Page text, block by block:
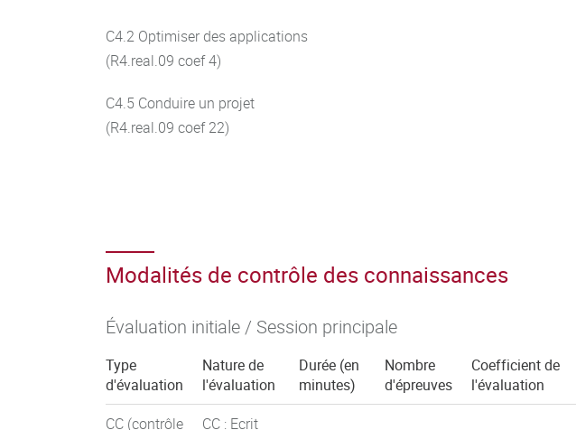
C4.2 Optimiser des applications
(R4.real.09 coef 4)
C4.5 Conduire un projet
(R4.real.09 coef 22)
Modalités de contrôle des connaissances
Évaluation initiale / Session principale
Type
d'évaluation
Nature de
l'évaluation
Durée (en
minutes)
Nombre
d'épreuves
Coefficient de
l'évaluation
CC (contrôle
CC : Ecrit